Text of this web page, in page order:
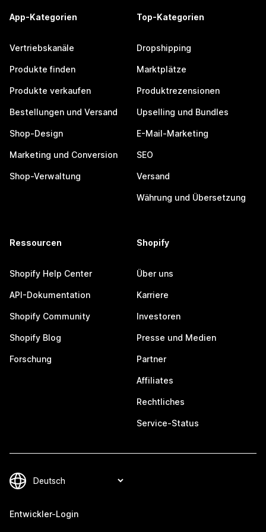
App-Kategorien
Vertriebskanäle
Produkte finden
Produkte verkaufen
Bestellungen und Versand
Shop-Design
Marketing und Conversion
Shop-Verwaltung
Top-Kategorien
Dropshipping
Marktplätze
Produktrezensionen
Upselling und Bundles
E-Mail-Marketing
SEO
Versand
Währung und Übersetzung
Ressourcen
Shopify Help Center
API-Dokumentation
Shopify Community
Shopify Blog
Forschung
Shopify
Über uns
Karriere
Investoren
Presse und Medien
Partner
Affiliates
Rechtliches
Service-Status
Entwickler-Login